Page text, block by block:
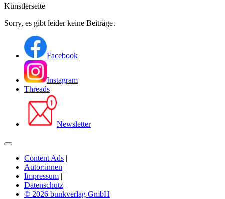
Künstlerseite
Sorry, es gibt leider keine Beiträge.
Facebook
Instagram
Threads
Newsletter
Content Ads |
Autor:innen |
Impressum |
Datenschutz |
© 2026 bunkverlag GmbH